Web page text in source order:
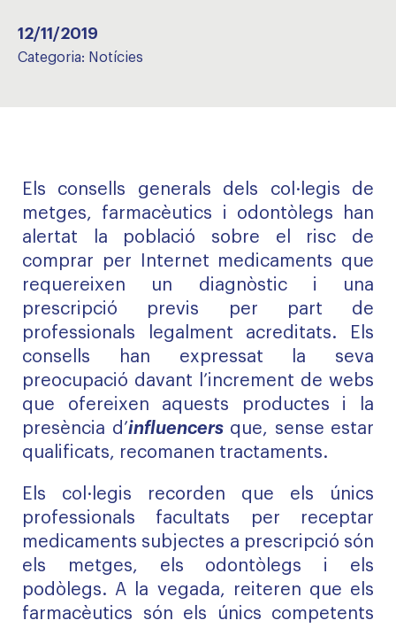
12/11/2019
Categoria: Notícies
Els consells generals dels col·legis de
metges, farmacèutics i odontòlegs han
alertat la població sobre el risc de
comprar per Internet medicaments que
requereixen un diagnòstic i una
prescripció previs per part de
professionals legalment acreditats. Els
consells han expressat la seva
preocupació davant l’increment de webs
que ofereixen aquests productes i la
presència d’influencersque, sense estar
qualificats, recomanen tractaments.
Els col·legis recorden que els únics
professionals facultats per receptar
medicaments subjectes a prescripció són
els metges, els odontòlegs i els
podòlegs. A la vegada, reiteren que els
farmacèutics són els únics competents